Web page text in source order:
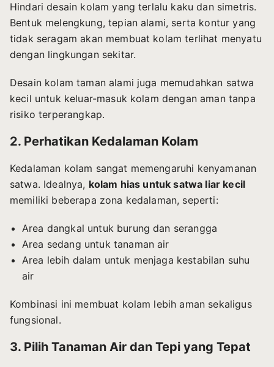
Hindari desain kolam yang terlalu kaku dan simetris.
Bentuk melengkung, tepian alami, serta kontur yang
tidak seragam akan membuat kolam terlihat menyatu
dengan lingkungan sekitar.
Desain kolam taman alami juga memudahkan satwa
kecil untuk keluar-masuk kolam dengan aman tanpa
risiko terperangkap.
2. Perhatikan Kedalaman Kolam
Kedalaman kolam sangat memengaruhi kenyamanan
satwa. Idealnya, kolam hias untuk satwa liar kecil
memiliki beberapa zona kedalaman, seperti:
Area dangkal untuk burung dan serangga
Area sedang untuk tanaman air
Area lebih dalam untuk menjaga kestabilan suhu
air
Kombinasi ini membuat kolam lebih aman sekaligus
fungsional.
3. Pilih Tanaman Air dan Tepi yang Tepat